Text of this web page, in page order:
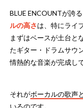
BLUE ENCOUNTが誇
ルの高さは、特にライ
まずはベースが土台と
たギター・ドラムサウ
情熱的な音楽が完成し
それがボーカルの歌声